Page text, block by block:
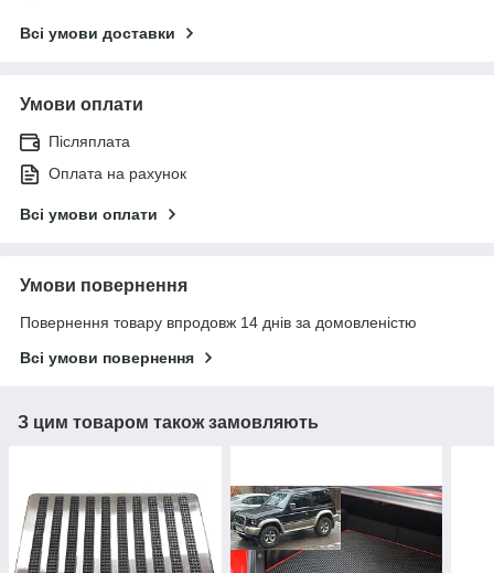
Всі умови доставки
Умови оплати
Післяплата
Оплата на рахунок
Всі умови оплати
Умови повернення
Повернення товару впродовж 14 днів за домовленістю
Всі умови повернення
З цим товаром також замовляють